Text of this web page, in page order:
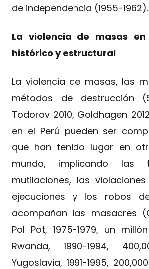
de independencia (1955-1962).
La violencia de masas
histórico y estructural
La violencia de masas, las
métodos de destrucción
Todorov 2010, Goldhagen
en el Perú pueden ser
que han tenido lugar en
mundo, implicando las
mutilaciones, las
ejecuciones y los robos
acompañan las masacres
Pol Pot, 1975-1979, un
Rwanda, 1990-1994,
Yugoslavia, 1991-1995,